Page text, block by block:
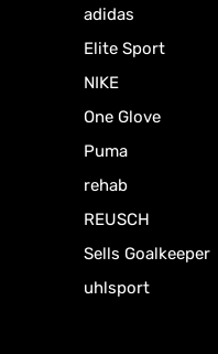
adidas
Elite Sport
NIKE
One Glove
Puma
rehab
REUSCH
Sells Goalkeeper
uhlsport